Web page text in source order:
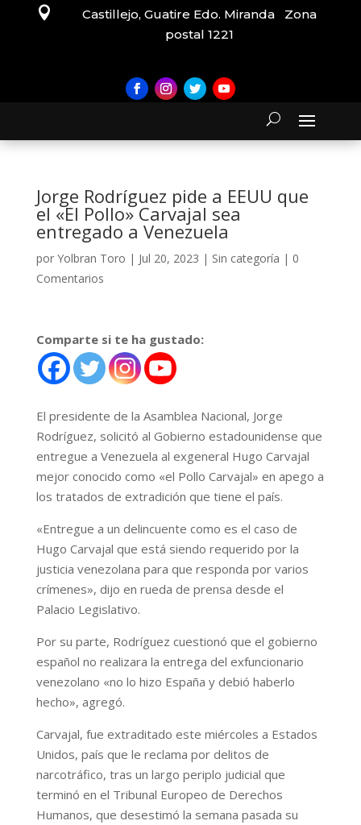

Castillejo, Guatire Edo. Miranda Zona
postal 1221
Jorge Rodríguez pide a EEUU que
el «El Pollo» Carvajal sea
entregado a Venezuela
por Yolbran Toro | Jul 20, 2023 | Sin categoría | 0
Comentarios
Comparte si te ha gustado:
El presidente de la Asamblea Nacional, Jorge
Rodríguez, solicitó al Gobierno estadounidense que
entregue a Venezuela al exgeneral Hugo Carvajal
mejor conocido como «el Pollo Carvajal» en apego a
los tratados de extradición que tiene el país.
«Entregue a un delincuente como es el caso de
Hugo Carvajal que está siendo requerido por la
justicia venezolana para que responda por varios
crímenes», dijo en rueda de prensa desde el
Palacio Legislativo.
Por su parte, Rodríguez cuestionó que el gobierno
español no realizara la entrega del exfuncionario
venezolano «no lo hizo España y debió haberlo
hecho», agregó.
Carvajal, fue extraditado este miércoles a Estados
Unidos, país que le reclama por delitos de
narcotráfico, tras un largo periplo judicial que
terminó en el Tribunal Europeo de Derechos
Humanos, que desestimó la semana pasada su